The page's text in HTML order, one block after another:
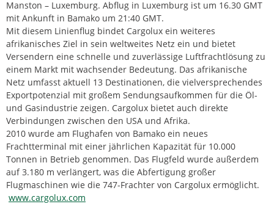
Manston – Luxemburg. Abflug in Luxemburg ist um 16.30 GMT
mit Ankunft in Bamako um 21:40 GMT.
Mit diesem Linienflug bindet Cargolux ein weiteres
afrikanisches Ziel in sein weltweites Netz ein und bietet
Versendern eine schnelle und zuverlässige Luftfrachtlösung zu
einem Markt mit wachsender Bedeutung. Das afrikanische
Netz umfasst aktuell 13 Destinationen, die vielversprechendes
Exportpotenzial mit großem Sendungsaufkommen für die Öl-
und Gasindustrie zeigen. Cargolux bietet auch direkte
Verbindungen zwischen den USA und Afrika.
2010 wurde am Flughafen von Bamako ein neues
Frachtterminal mit einer jährlichen Kapazität für 10.000
Tonnen in Betrieb genommen. Das Flugfeld wurde außerdem
auf 3.180 m verlängert, was die Abfertigung großer
Flugmaschinen wie die 747-Frachter von Cargolux ermöglicht.
www.cargolux.com